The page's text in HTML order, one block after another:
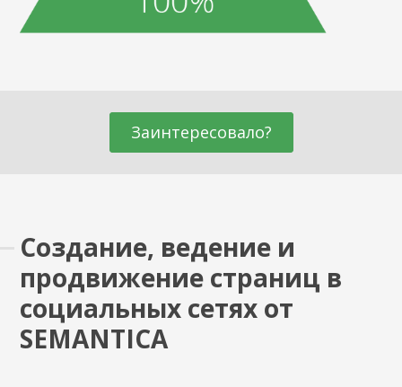
Заинтересовало?
Создание, ведение и
продвижение страниц в
социальных сетях от
SEMANTICA